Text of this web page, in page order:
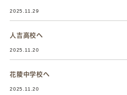
2025.11.29
人吉高校へ
2025.11.20
花陵中学校へ
2025.11.20